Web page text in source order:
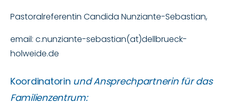
Pastoralreferentin Candida Nunziante-Sebastian,
email: c.nunziante-sebastian(at)dellbrueck-
holweide.de
Koordinatorin und Ansprechpartnerin für das
Familienzentrum: